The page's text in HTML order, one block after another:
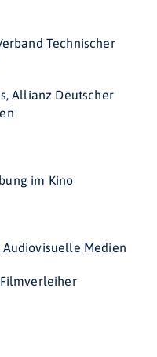
Technischer
Allianz Deutscher
im Kino
Audiovisuelle Medien